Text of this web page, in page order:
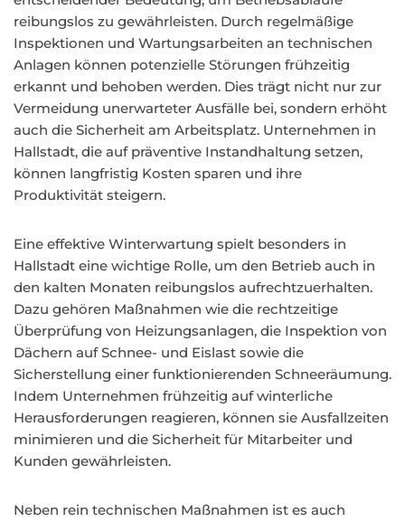
reibungslos zu gewährleisten. Durch regelmäßige
Inspektionen und Wartungsarbeiten an technischen
Anlagen können potenzielle Störungen frühzeitig
erkannt und behoben werden. Dies trägt nicht nur zur
Vermeidung unerwarteter Ausfälle bei, sondern erhöht
auch die Sicherheit am Arbeitsplatz. Unternehmen in
Hallstadt, die auf präventive Instandhaltung setzen,
können langfristig Kosten sparen und ihre
Produktivität steigern.
Eine effektive Winterwartung spielt besonders in
Hallstadt eine wichtige Rolle, um den Betrieb auch in
den kalten Monaten reibungslos aufrechtzuerhalten.
Dazu gehören Maßnahmen wie die rechtzeitige
Überprüfung von Heizungsanlagen, die Inspektion von
Dächern auf Schnee- und Eislast sowie die
Sicherstellung einer funktionierenden Schneeräumung.
Indem Unternehmen frühzeitig auf winterliche
Herausforderungen reagieren, können sie Ausfallzeiten
minimieren und die Sicherheit für Mitarbeiter und
Kunden gewährleisten.
Neben rein technischen Maßnahmen ist es auch